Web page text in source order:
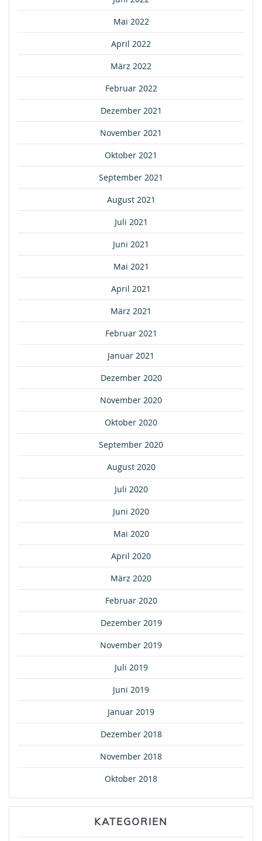
Mai 2022
April 2022
März 2022
Februar 2022
Dezember 2021
November 2021
Oktober 2021
September 2021
August 2021
Juli 2021
Juni 2021
Mai 2021
April 2021
März 2021
Februar 2021
Januar 2021
Dezember 2020
November 2020
Oktober 2020
September 2020
August 2020
Juli 2020
Juni 2020
Mai 2020
April 2020
März 2020
Februar 2020
Dezember 2019
November 2019
Juli 2019
Juni 2019
Januar 2019
Dezember 2018
November 2018
Oktober 2018
KATEGORIEN